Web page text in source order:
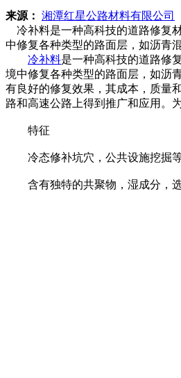
来源： 湘潭红星公路材料有限公司
冷补料是一种高科技的道路修复
中修复各种类型的路面层，如沥青
冷补料是一种高科技的道路修
境中修复各种类型的路面层，如沥
有良好的修复效果，其成本，质量
路和高速公路上得到推广和应用。
特征
冷态修补坑穴，公共设施挖掘等
含有独特的共聚物，湿成分，选